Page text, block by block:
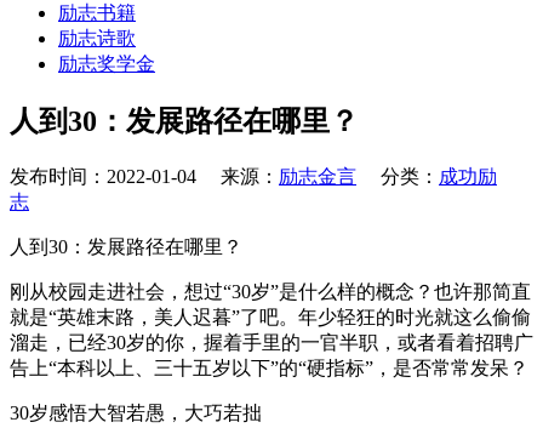
励志书籍
励志诗歌
励志奖学金
人到30：发展路径在哪里？
发布时间：2022-01-04 来源： 励志金言 分类： 成功励
志
人到30：发展路径在哪里？
刚从校园走进社会，想过“30岁”是什么样的概念？也许那简直
就是“英雄末路，美人迟暮”了吧。年少轻狂的时光就这么偷偷
溜走，已经30岁的你，握着手里的一官半职，或者看着招聘广
告上“本科以上、三十五岁以下”的“硬指标”，是否常常发呆？
30岁感悟大智若愚，大巧若拙